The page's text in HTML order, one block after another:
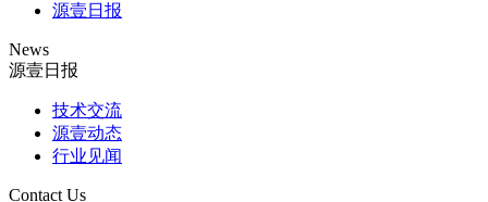
源壹日报
News
源壹日报
技术交流
源壹动态
行业见闻
Contact Us